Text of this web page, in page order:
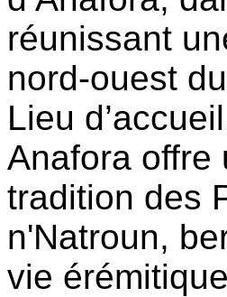
réunissant
nord-ouest
Lieu
Anafora offre
tradition des
n'Natroun,
vie